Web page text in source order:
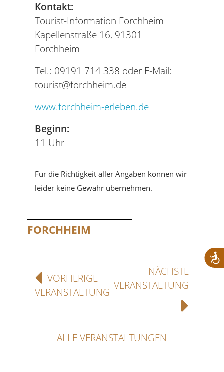
Kontakt:
Tourist-Information Forchheim
Kapellenstraße 16, 91301
Forchheim
Tel.: 09191 714 338 oder E-Mail:
tourist@forchheim.de
www.forchheim-erleben.de
Beginn:
11 Uhr
Für die Richtigkeit aller Angaben können wir
leider keine Gewähr übernehmen.
FORCHHEIM
VORHERIGE
VERANSTALTUNG
NÄCHSTE
VERANSTALTUNG
ALLE VERANSTALTUNGEN